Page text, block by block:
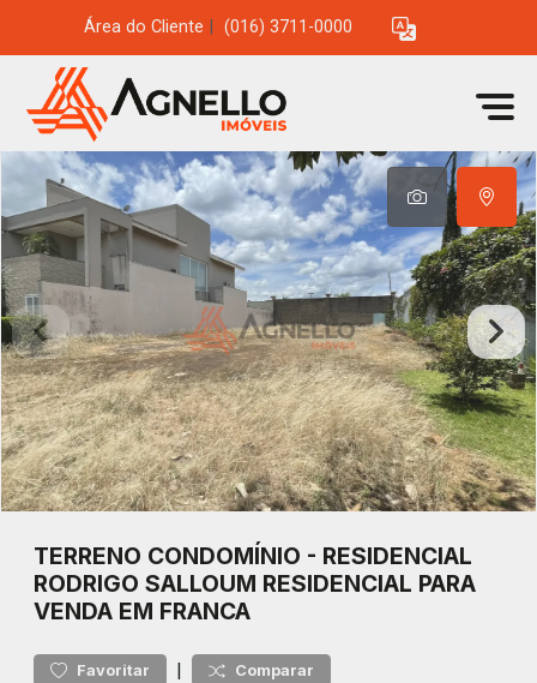
Área do Cliente (016) 3711-0000
TERRENO CONDOMÍNIO - RESIDENCIAL
RODRIGO SALLOUM RESIDENCIAL PARA
VENDA EM FRANCA
Favoritar | Comparar